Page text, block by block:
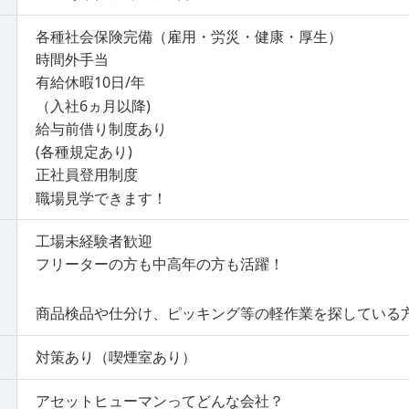
各種社会保険完備（雇用・労災・健康・厚生）
時間外手当
有給休暇10日/年
（入社6ヵ月以降)
給与前借り制度あり
(各種規定あり)
正社員登用制度
職場見学できます！
工場未経験者歓迎
フリーターの方も中高年の方も活躍！
商品検品や仕分け、ピッキング等の軽作業を探している
対策あり（喫煙室あり）
アセットヒューマンってどんな会社？